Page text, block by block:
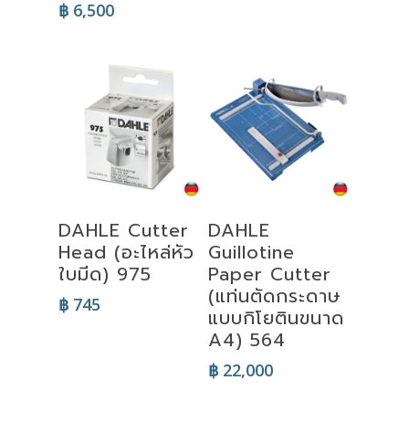
฿ 6,500
Add To Cart
DAHLE Cutter
Head (อะไหล่หัว
ใบมีด) 975
฿ 745
Add To Cart
DAHLE
Guillotine
Paper Cutter
(แท่นตัดกระดาษ
แบบกิโยตินขนาด
A4) 564
฿22,000